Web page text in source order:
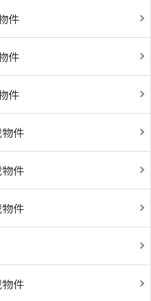
件
件
件
件
件
件
件